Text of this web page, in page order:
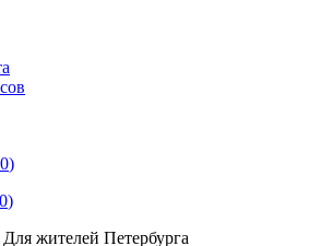
0)
0)
Для жителей Петербурга